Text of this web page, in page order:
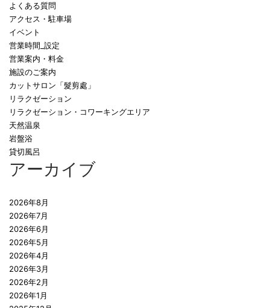
よくある質問
アクセス・駐車場
イベント
営業時間_設定
営業案内・料金
施設のご案内
カットサロン「髮剪處」
リラクゼーション
リラクゼーション・コワーキングエリア
天然温泉
岩盤浴
貸切風呂
アーカイブ
2026年8月
2026年7月
2026年6月
2026年5月
2026年4月
2026年3月
2026年2月
2026年1月